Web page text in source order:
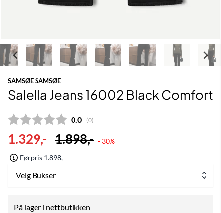
SAMSØE SAMSØE
Salella Jeans 16002 Black Comfort
Gjennomsnittskarakter:
0.0 (stemmer:
0)
1.329,- 1.898,- - 30%
Førpris 1.898,-
Velg Bukser
På lager i nettbutikken